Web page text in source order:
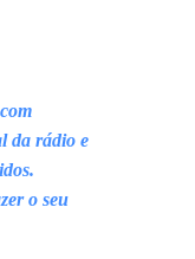
da rádio e
o seu